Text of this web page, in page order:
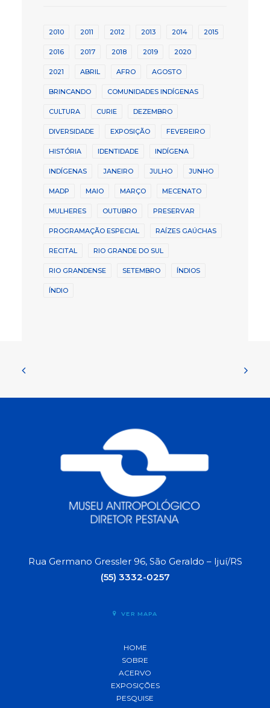
2010 2011 2012 2013 2014 2015
2016 2017 2018 2019 2020
2021 ABRIL AFRO AGOSTO
BRINCANDO COMUNIDADES INDÍGENAS
CULTURA CURIE DEZEMBRO
DIVERSIDADE EXPOSIÇÃO FEVEREIRO
HISTÓRIA IDENTIDADE INDÍGENA
INDÍGENAS JANEIRO JULHO JUNHO
MADP MAIO MARÇO MECENATO
MULHERES OUTUBRO PRESERVAR
PROGRAMAÇÃO ESPECIAL RAÍZES GAÚCHAS
RECITAL RIO GRANDE DO SUL
RIO GRANDENSE SETEMBRO ÍNDIOS
ÍNDIO
Rua Germano Gressler 96, São Geraldo – Ijuí/RS
(55) 3332-0257
VER MAPA
HOME
SOBRE
ACERVO
EXPOSIÇÕES
PESQUISE